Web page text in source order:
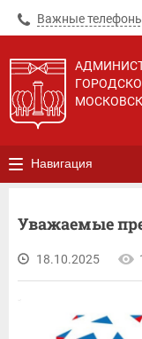
Важные
Навигация
Уважаемые
18.10.2025